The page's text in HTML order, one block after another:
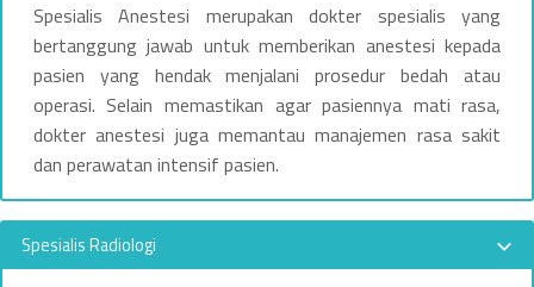
Spesialis Anestesi merupakan dokter spesialis yang
bertanggung jawab untuk memberikan anestesi kepada
pasien yang hendak menjalani prosedur bedah atau
operasi. Selain memastikan agar pasiennya mati rasa,
dokter anestesi juga memantau manajemen rasa sakit
dan perawatan intensif pasien.
Spesialis Radiologi